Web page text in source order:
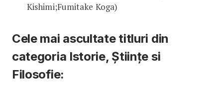
Kishimi;Fumitake Koga)
Cele mai ascultate titluri din
categoria Istorie, Științe si
Filosofie: